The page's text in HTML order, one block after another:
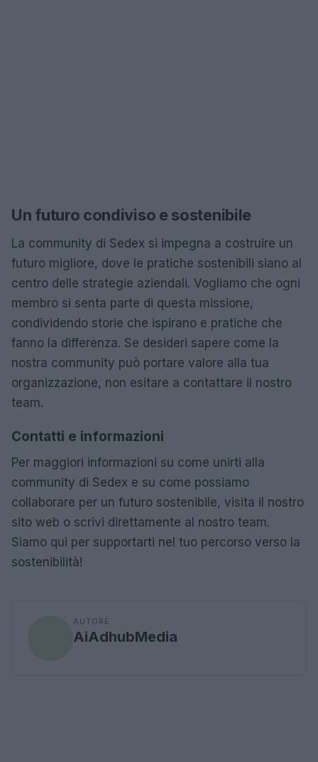
Un futuro condiviso e sostenibile
La community di Sedex si impegna a costruire un
futuro migliore, dove le pratiche sostenibili siano al
centro delle strategie aziendali. Vogliamo che ogni
membro si senta parte di questa missione,
condividendo storie che ispirano e pratiche che
fanno la differenza. Se desideri sapere come la
nostra community può portare valore alla tua
organizzazione, non esitare a contattare il nostro
team.
Contatti e informazioni
Per maggiori informazioni su come unirti alla
community di Sedex e su come possiamo
collaborare per un futuro sostenibile, visita il nostro
sito web o scrivi direttamente al nostro team.
Siamo qui per supportarti nel tuo percorso verso la
sostenibilità!
AUTORE
AiAdhubMedia